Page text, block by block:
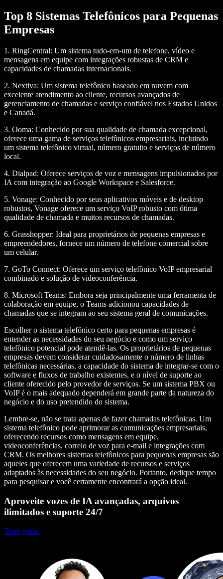
Top 8 Sistemas Telefônicos para Pequenas
Empresas
1. RingCentral: Um sistema tudo-em-um de telefone, vídeo e
mensagens em equipe com integrações robustas de CRM e
capacidades de chamadas internacionais.
2. Nextiva: Um sistema telefônico baseado em nuvem com
excelente atendimento ao cliente, recursos avançados de
gerenciamento de chamadas e serviço confiável nos Estados Unidos
e Canadá.
3. Ooma: Conhecido por sua qualidade de chamada excepcional,
oferece uma gama de serviços telefônicos empresariais, incluindo
um sistema telefônico virtual, número gratuito e serviços de número
local.
4. Dialpad: Oferece serviços de voz e mensagens impulsionados por
IA com integração ao Google Workspace e Salesforce.
5. Vonage: Conhecido por seus aplicativos móveis e de desktop
robustos, Vonage oferece um serviço VoIP robusto com ótima
qualidade de chamada e muitos recursos de chamadas.
6. Grasshopper: Ideal para proprietários de pequenas empresas e
empreendedores, fornece um número de telefone comercial sobre
um celular.
7. GoTo Connect: Oferece um serviço telefônico VoIP empresarial
combinado e solução de videoconferência.
8. Microsoft Teams: Embora seja principalmente uma ferramenta de
colaboração em equipe, o Teams adicionou capacidades de
chamadas que se integram ao seu sistema geral de comunicações.
Escolher o sistema telefônico certo para pequenas empresas é
entender as necessidades do seu negócio e como um serviço
telefônico potencial pode atendê-las. Os proprietários de pequenas
empresas devem considerar cuidadosamente o número de linhas
telefônicas necessárias, a capacidade do sistema de integrar-se com o
software e fluxos de trabalho existentes, e o nível de suporte ao
cliente oferecido pelo provedor de serviços. Se um sistema PBX ou
VoIP é o mais adequado dependerá em grande parte da natureza do
negócio e do uso pretendido do sistema.
Lembre-se, não se trata apenas de fazer chamadas telefônicas. Um
sistema telefônico pode aprimorar as comunicações empresariais,
oferecendo recursos como mensagens em equipe,
videoconferências, correio de voz para e-mail e integrações com
CRM. Os melhores sistemas telefônicos para pequenas empresas são
aqueles que oferecem uma variedade de recursos e serviços
adaptados às necessidades do seu negócio. Portanto, dedique tempo
para pesquisar e você certamente encontrará a opção ideal.
Aproveite vozes de IA avançadas, arquivos
ilimitados e suporte 24/7
Teste grátis